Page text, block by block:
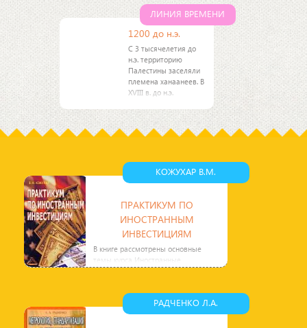
смол,
вырабатываемых из
коксохимического и
нефтехимического
сырья, в которые
ЛИНИЯ ВРЕМЕНИ
1200 до н.э.
С 3 тысячелетия до
н.э. территорию
Палестины заселяли
племена ханаанеев. В
XVIII в. до н.э.
постепенное
заселение Палестины
другими племенами,
КОЖУХАР В.М.
ПРАКТИКУМ ПО
ИНОСТРАННЫМ
ИНВЕСТИЦИЯМ
В книге рассмотрены основные
темы курса Иностранные
инвестиции и экономические
экономической
РАДЧЕНКО Л.А.